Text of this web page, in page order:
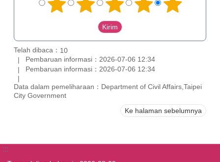
Telah dibaca： 10
Pembaruan informasi：2026-07-06 12:34
Pembaruan informasi：2026-07-06 12:34
Data dalam pemeliharaan：Department of Civil Affairs,Taipei
City Government
Ke halaman sebelumnya
:::